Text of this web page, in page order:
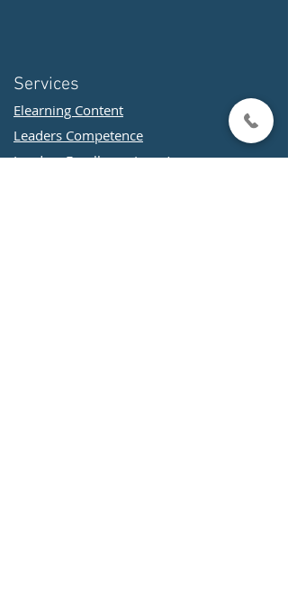
Services
Elearning Content
Leaders Competence
Leaders Excellence (soon)